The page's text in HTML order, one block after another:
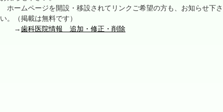
ホームページを開設・移設されてリンクご希望の方も、お知らせ下さ
い。（掲載は無料です）
→歯科医院情報 追加・修正・削除